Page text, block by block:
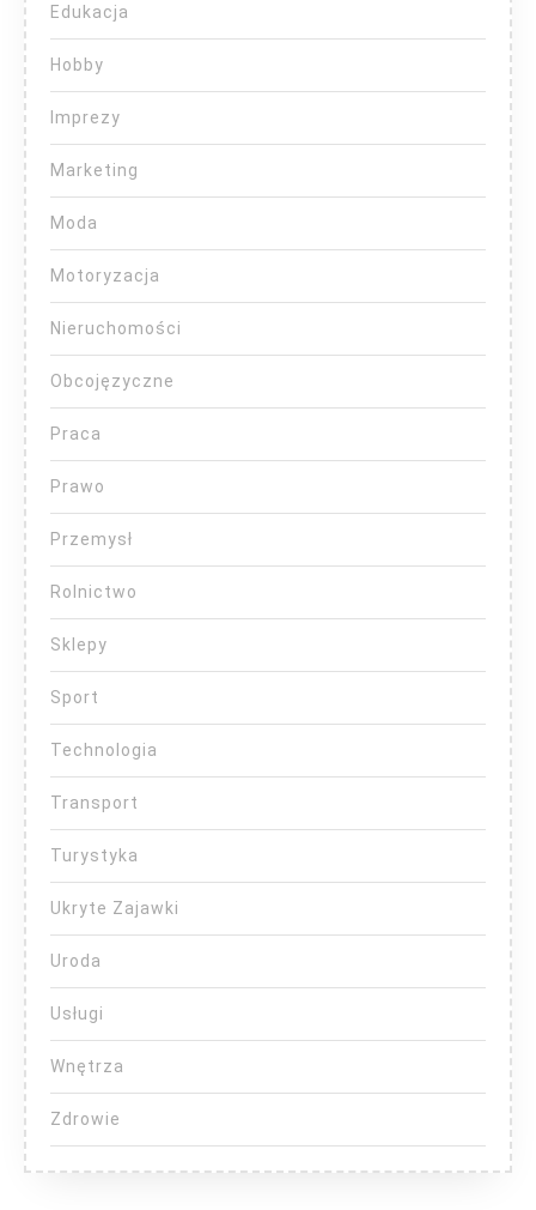
Edukacja
Hobby
Imprezy
Marketing
Moda
Motoryzacja
Nieruchomości
Obcojęzyczne
Praca
Prawo
Przemysł
Rolnictwo
Sklepy
Sport
Technologia
Transport
Turystyka
Ukryte Zajawki
Uroda
Usługi
Wnętrza
Zdrowie